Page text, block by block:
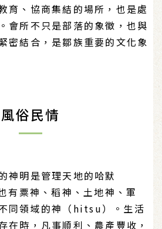
育、協商集結的場所，也是處
會所不只是部落的象徵，也與
密結合，是鄒族重要的文化象
風俗民情
神明是管理天地的哈默
有粟神、稻神、土地神、軍
同領域的神（hitsu）。生活
在時，凡事順利、農產豐收，